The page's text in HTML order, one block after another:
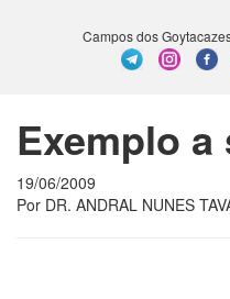
Campos dos
Exemplo
19/06/2009
Por DR. ANDRAL NUNES